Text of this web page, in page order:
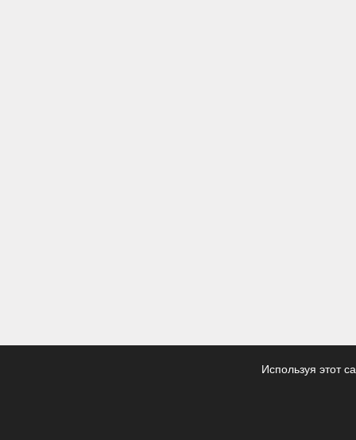
Используя этот